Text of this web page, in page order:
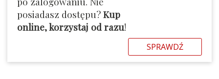
posiadasz dostępu?Kup
online, korzystaj od razu!
SPRAWDŹ